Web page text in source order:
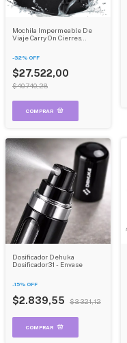
Mochila Impermeable De
Viaje Carry On Cierres
-32% OFF
$27.522,00
$40.740,28
Dosificador Dehuka
Dosificador31 - Envase
-15% OFF
$2.839,55 $3.321,12